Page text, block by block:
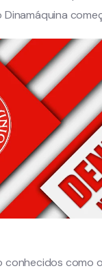
conhecidos como